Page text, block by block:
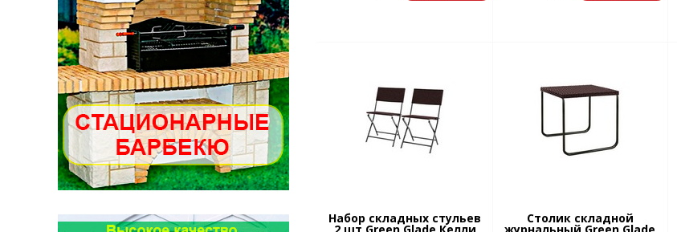
Набор складных стульев Столик складной